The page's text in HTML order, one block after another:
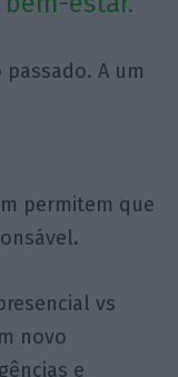
A um
permitem que
vs
novo
e